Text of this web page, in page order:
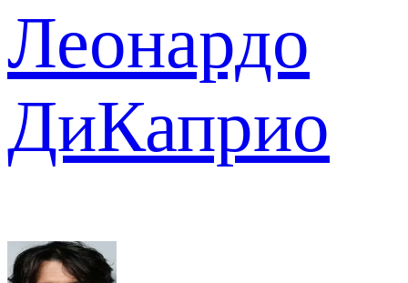
Леонардо
ДиКаприо